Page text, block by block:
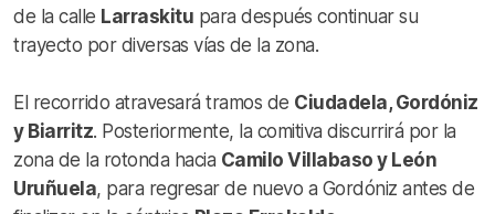
de la calle Larraskitu para después continuar su
trayecto por diversas vías de la zona.
El recorrido atravesará tramos de Ciudadela, Gordóniz
y Biarritz. Posteriormente, la comitiva discurrirá por la
zona de la rotonda hacia Camilo Villabaso y León
Uruñuela, para regresar de nuevo a Gordóniz antes de